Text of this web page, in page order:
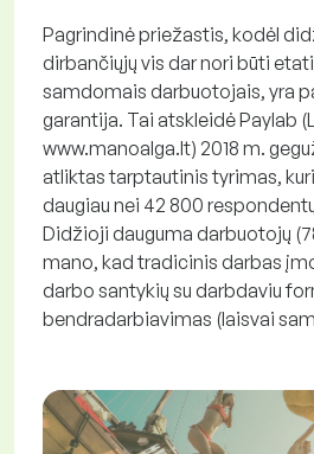
Pagrindinė priežastis, kodėl
dirbančiųjų vis dar nori būti
samdomais darbuotojais, yra
garantija. Tai atskleidė Paylab
www.manoalga.lt) 2018 m.
atliktas tarptautinis tyrimas,
daugiau nei 42 800 respondentų
Didžioji dauguma darbuotojų
mano, kad tradicinis darbas
darbo santykių su darbdaviu
bendradarbiavimas (laisvai